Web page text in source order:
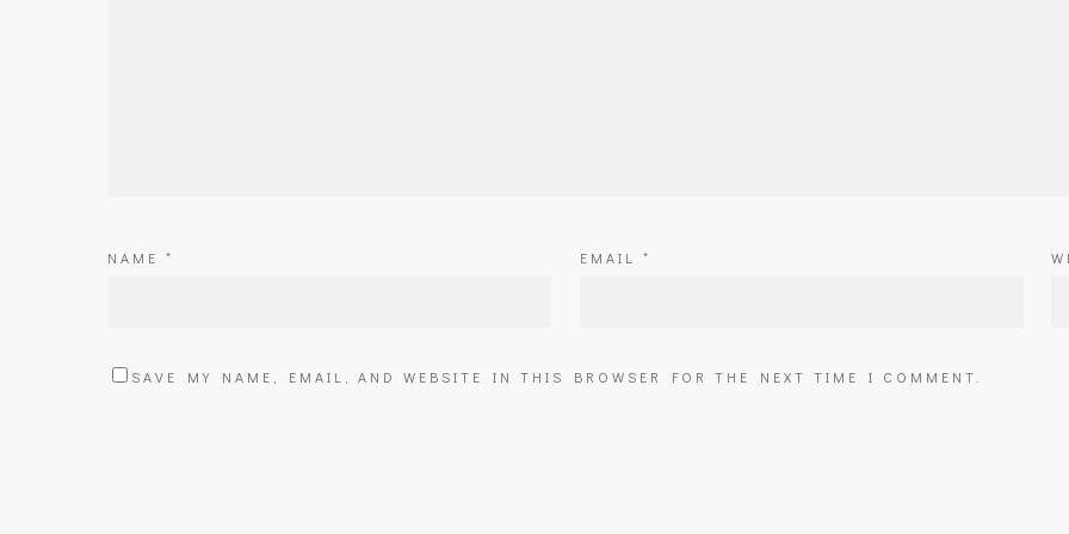
NAME * EMAIL *
SAVE MY NAME, EMAIL, AND WEBSITE IN THIS BROWSER FOR THE NEXT TIME I COMMENT.